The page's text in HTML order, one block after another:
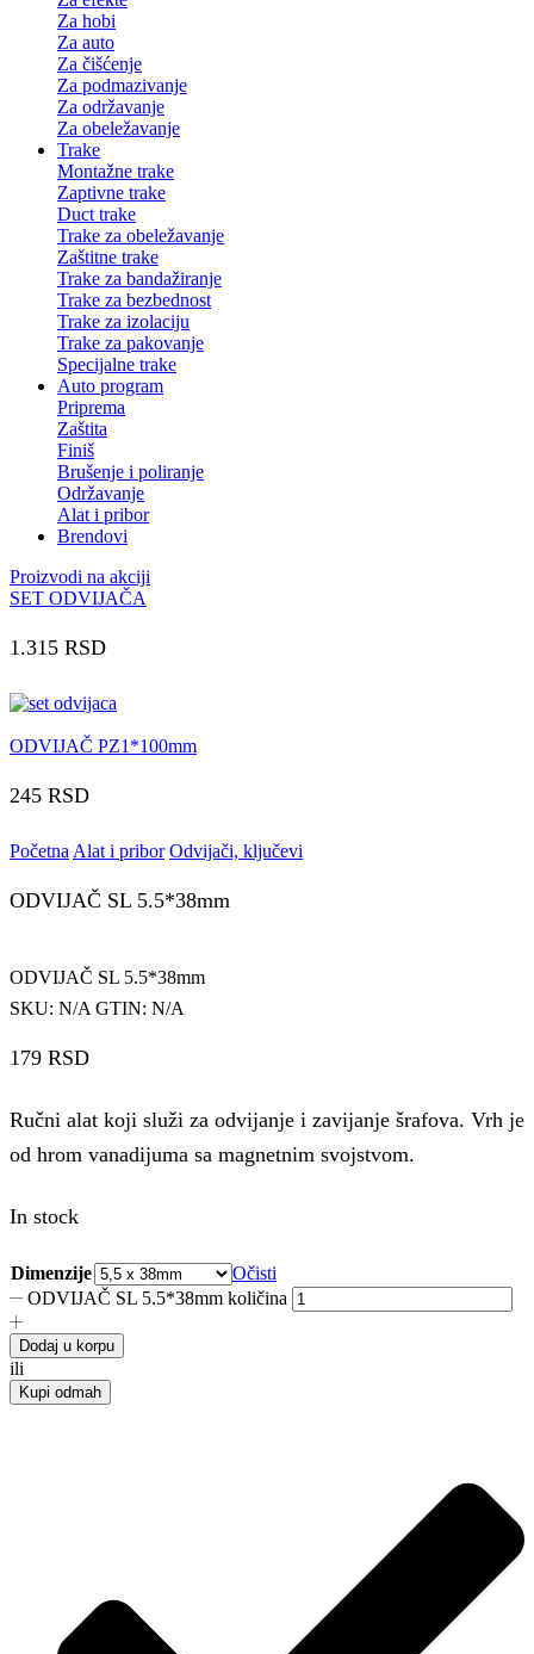
Za hobi
Za auto
Za čišćenje
Za podmazivanje
Za održavanje
Za obeležavanje
Trake
Montažne trake
Zaptivne trake
Duct trake
Trake za obeležavanje
Zaštitne trake
Trake za bandažiranje
Trake za bezbednost
Trake za izolaciju
Trake za pakovanje
Specijalne trake
Auto program
Priprema
Zaštita
Finiš
Brušenje i poliranje
Održavanje
Alat i pribor
Brendovi
Proizvodi na akciji
SET ODVIJAČA
1.315 RSD
ODVIJAČ PZ1*100mm
245 RSD
Početna Alat i pribor Odvijači, ključevi
ODVIJAČ SL 5.5*38mm
ODVIJAČ SL 5.5*38mm
SKU: N/A GTIN: N/A
179 RSD
Ručni alat koji služi za odvijanje i zavijanje šrafova. Vrh je
od hrom vanadijuma sa magnetnim svojstvom.
In stock
Dimenzije
Očisti
ODVIJAČ SL 5.5*38mm količina
Dodaj u korpu
ili
Kupi odmah